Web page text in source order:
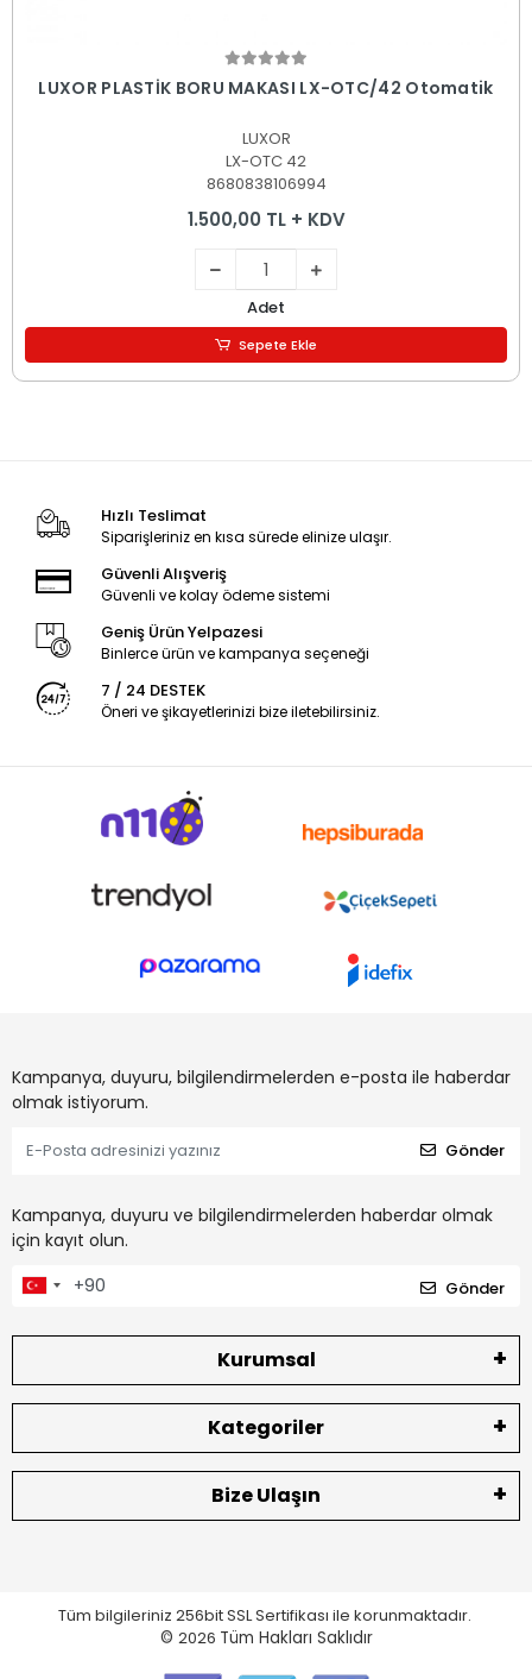
Sepete Ekle
LUXOR PLASTİK BORU MAKASI LX-OTC/42 Otomatik
LUXOR
LX-OTC 42
8680838106994
1.500,00 TL + KDV
Adet
Sepete Ekle
Hızlı Teslimat
Siparişleriniz en kısa sürede elinize ulaşır.
Güvenli Alışveriş
Güvenli ve kolay ödeme sistemi
Geniş Ürün Yelpazesi
Binlerce ürün ve kampanya seçeneği
7 / 24 DESTEK
Öneri ve şikayetlerinizi bize iletebilirsiniz.
Kampanya, duyuru, bilgilendirmelerden e-posta ile haberdar
olmak istiyorum.
Gönder
Kampanya, duyuru ve bilgilendirmelerden haberdar olmak
için kayıt olun.
Gönder
Kurumsal
Kategoriler
Bize Ulaşın
Tüm bilgileriniz 256bit SSL Sertifikası ile korunmaktadır.
© 2026 Tüm Hakları Saklıdır